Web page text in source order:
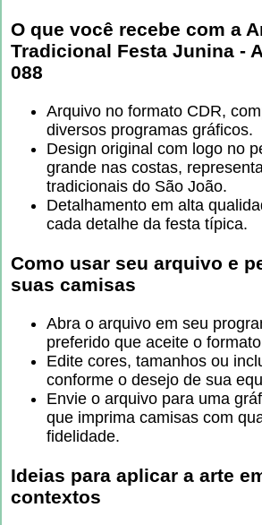
O que você recebe com a
Tradicional Festa Junina -
088
Arquivo no formato CDR,
diversos programas gráficos.
Design original com logo no
grande nas costas,
tradicionais do São João.
Detalhamento em alta
cada detalhe da festa típica.
Como usar seu arquivo e
suas camisas
Abra o arquivo em seu
preferido que aceite o
Edite cores, tamanhos ou
conforme o desejo de sua
Envie o arquivo para uma
que imprima camisas com
fidelidade.
Ideias para aplicar a arte
contextos